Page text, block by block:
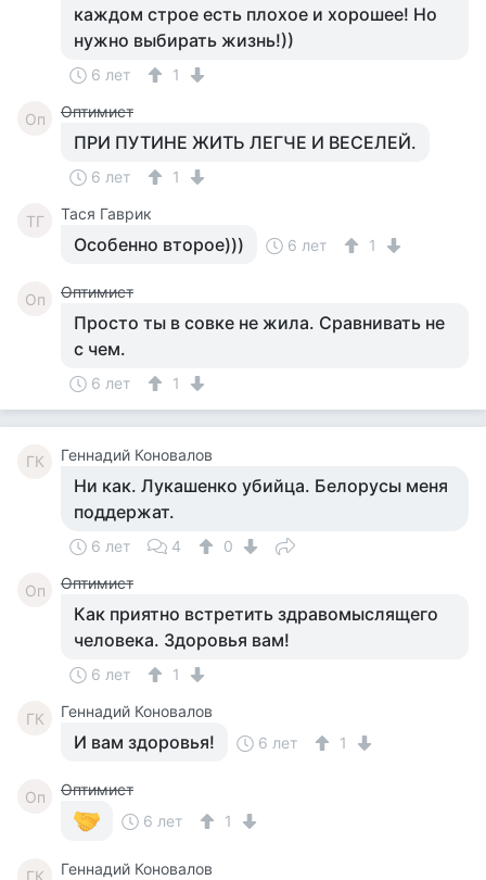
каждом строе есть плохое и хорошее! Но
нужно выбирать жизнь!))
6 лет 1
Оп Оптимист
ПРИ ПУТИНЕ ЖИТЬ ЛЕГЧЕ И ВЕСЕЛЕЙ.
6 лет 1
ТГ Тася Гаврик
Особенно второе))) 6 лет 1
Оп Оптимист
Просто ты в совке не жила. Сравнивать не
с чем.
6 лет 1
ГК Геннадий Коновалов
Ни как. Лукашенко убийца. Белорусы меня
поддержат.
6 лет 4 0
Оп Оптимист
Как приятно встретить здравомыслящего
человека. Здоровья вам!
6 лет 1
ГК Геннадий Коновалов
И вам здоровья! 6 лет 1
Оп
Оптимист
6 лет
1
ГК Геннадий Коновалов